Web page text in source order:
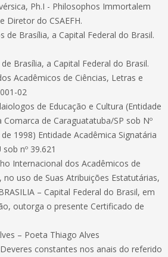
Ph.I - Philosophos Immortalem
Diretor do CSAEFH.
de Brasília, a Capital Federal do Brasil.
Brasília, a Capital Federal do Brasil.
Acadêmicos de Ciências, Letras e
02
de Educação e Cultura (Entidade
Comarca de Caraguatatuba/SP sob Nº
1998) Entidade Acadêmica Signatária
nº 39.621
Internacional dos Acadêmicos de
no uso de Suas Atribuições Estatutárias,
– Capital Federal do Brasil, em
outorga o presente Certificado de
– Poeta Thiago Alves
constantes nos anais do referido